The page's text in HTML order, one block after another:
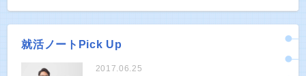
就活ノートPick Up
2017.06.25